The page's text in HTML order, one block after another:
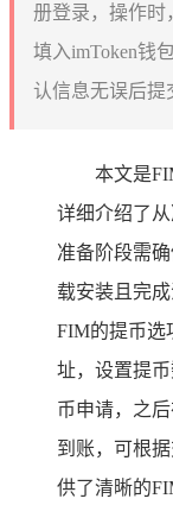
册登录，操作时
填入imToken钱
认信息无误后提
本文是
详细介绍了
准备阶段需
载安装且完
FIM的提币选
址，设置提
币申请，之
到账，可根
供了清晰的